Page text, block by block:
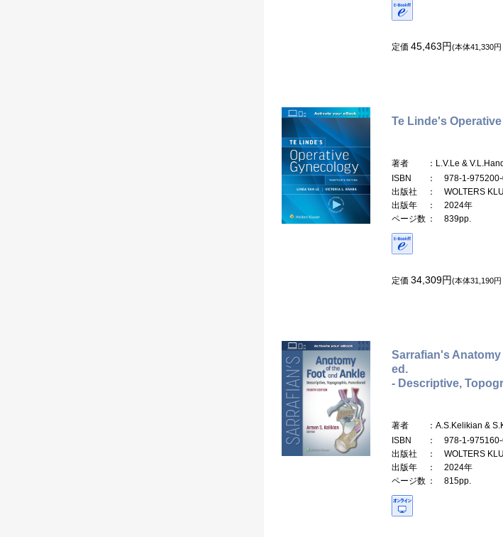
定価 45,463円(本体41,330円
Te Linde's
著者
：L.V.Le &
ISBN
： 978-1-975200-
出版社
： WOLTERS
出版年
： 2024年
ページ数 ： 839pp.
定価 34,309円(本体31,190円
Sarrafian's
ed.
- Descriptive,
著者
：A.S.Kelikian &
ISBN
： 978-1-
出版社
： WOLTERS
出版年
： 2024年
ページ数 ： 815pp.